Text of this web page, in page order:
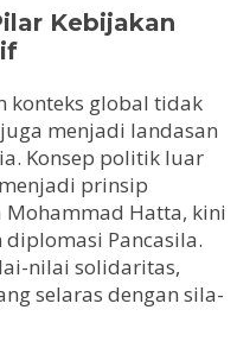
Kebijakan
konteks global tidak
menjadi landasan
Konsep politik luar
prinsip
Mohammad Hatta, kini
Pancasila.
nilai solidaritas,
selaras dengan sila-